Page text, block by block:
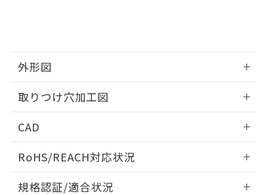
外形図
取りつけ穴加工図
CAD
ドすることができます。
RoHS/REACH対応状況
規格認証/適合状況
用者の範囲」に記載されている法人を
※本証明書は発行日時点で非含有を証明す
るもので、過去に遡って非含有を証明する
ものではありません。
物質の対応では、対応完了までの期間は出
荷製品に未対応品が混在することから備考
していることから、特段のことがない限
り、2022年1月12日より割愛しておりま
す。